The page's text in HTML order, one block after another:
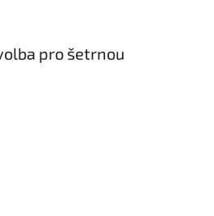
pro šetrnou